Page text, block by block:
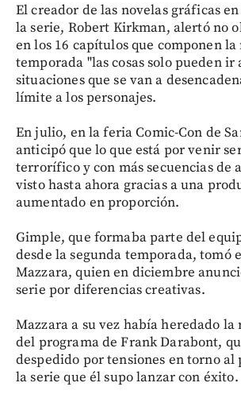
El creador de las novelas gráficas en
la serie, Robert Kirkman, alertó no
en los 16 capítulos que componen la
temporada "las cosas solo pueden ir
situaciones que se van a
límite a los personajes.
En julio, en la feria Comic-Con de
anticipó que lo que está por venir
terrorífico y con más secuencias de
visto hasta ahora gracias a una
aumentado en proporción.
Gimple, que formaba parte del
desde la segunda temporada, tomó
Mazzara, quien en diciembre
serie por diferencias creativas.
Mazzara a su vez había heredado
del programa de Frank Darabont,
despedido por tensiones en torno al
la serie que él supo lanzar con éxito.